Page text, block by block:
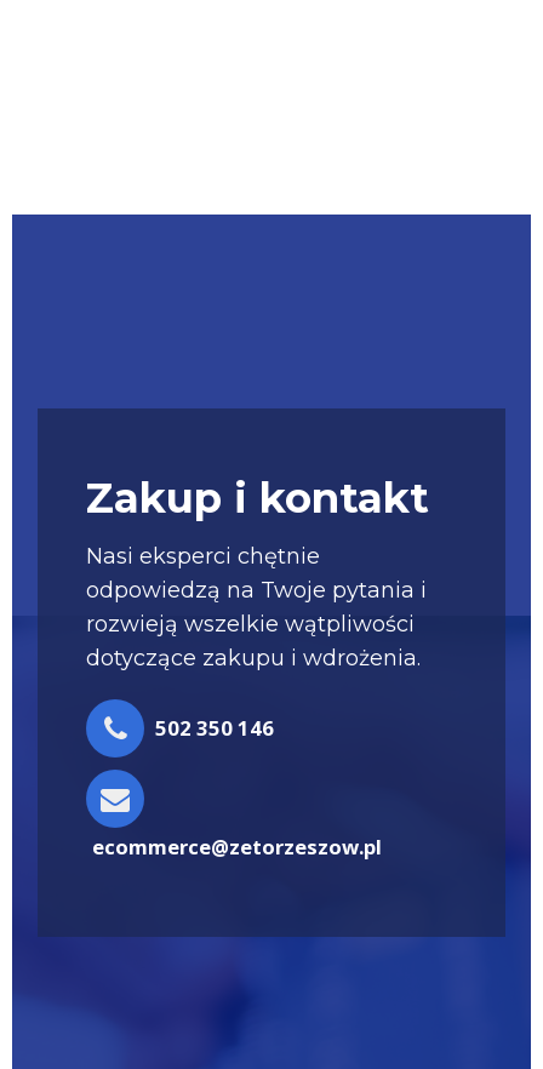
Zakup i kontakt
Nasi eksperci chętnie
odpowiedzą na Twoje pytania i
rozwieją wszelkie wątpliwości
dotyczące zakupu i wdrożenia.
502 350 146
ecommerce@zetorzeszow.pl